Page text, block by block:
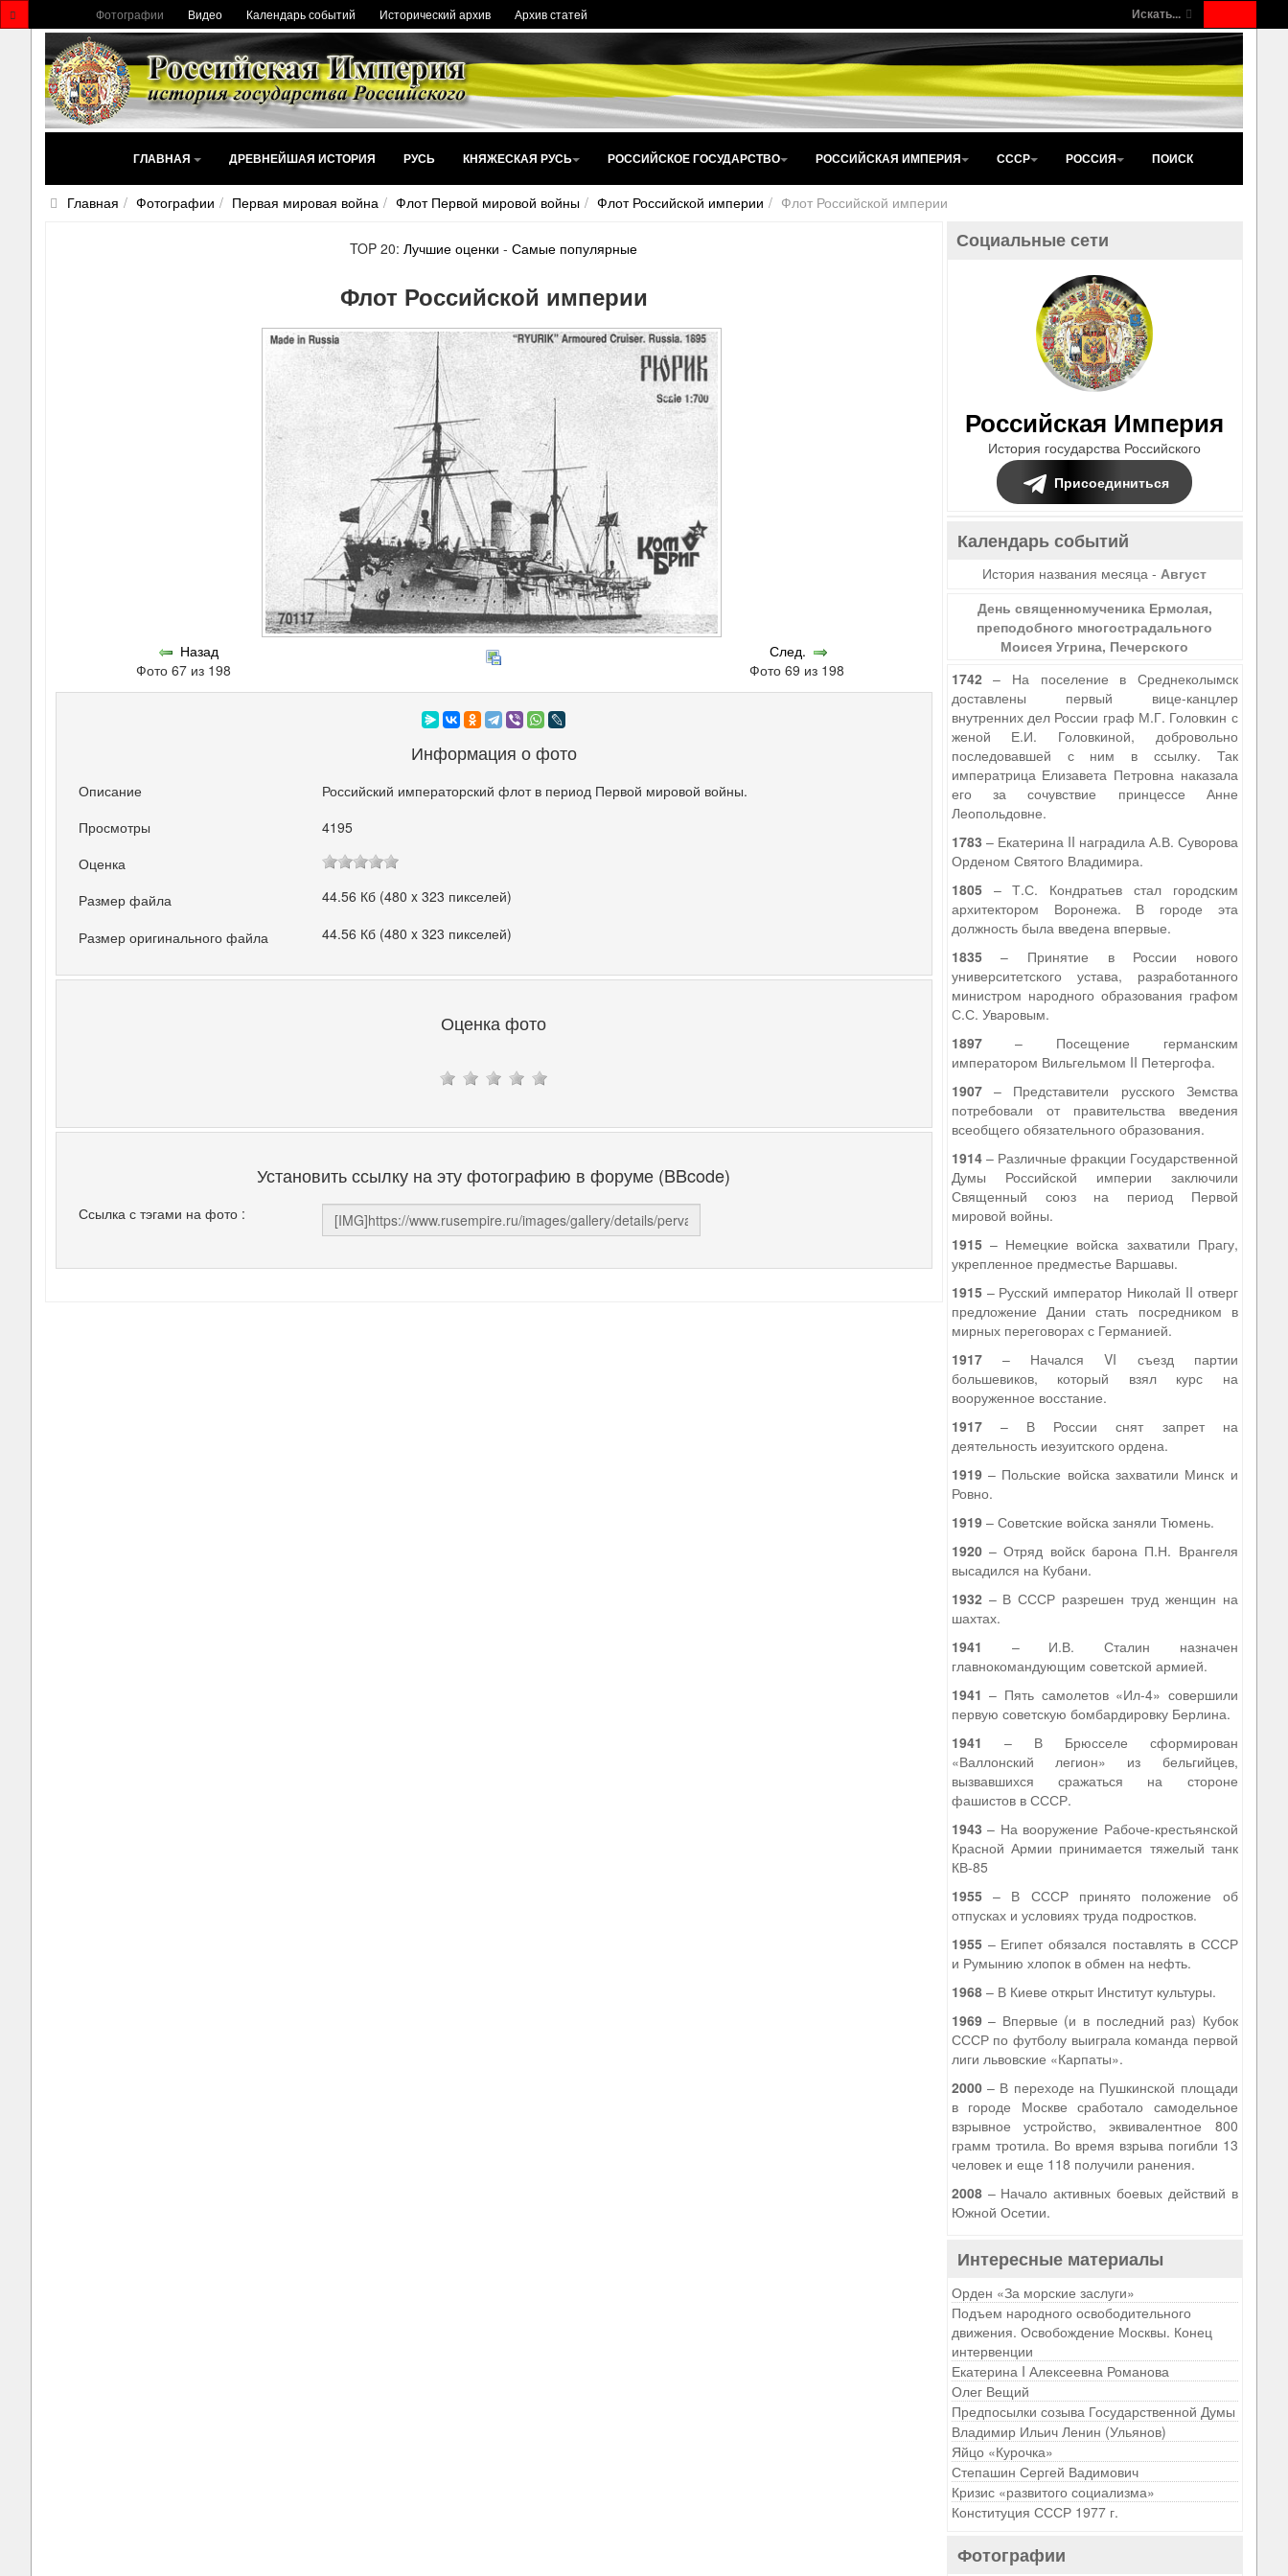
Искать...
Фотографии Видео Календарь событий Исторический архив Архив статей
ГЛАВНАЯ ДРЕВНЕЙШАЯ ИСТОРИЯ РУСЬ КНЯЖЕСКАЯ РУСЬ РОССИЙСКОЕ ГОСУДАРСТВО РОССИЙСКАЯ ИМПЕРИЯ СССР РОССИЯ ПОИСК
Главная Фотографии Первая мировая война Флот Первой мировой войны Флот Российской империи Флот Российской империи
TOP 20:Лучшие оценки -Самые популярные
Флот Российской империи
Назад
Фото 67 из 198
След.
Фото 69 из 198
Информация о фото
Описание
Российский императорский флот в период Первой мировой войны.
Просмотры
4195
Оценка
Размер файла
44.56 Кб (480 x 323 пикселей)
Размер оригинального файла 44.56 Кб (480 x 323 пикселей)
Оценка фото
Установить ссылку на эту фотографию в форуме (BBcode)
Ссылка с тэгами на фото :
Социальные сети
Российская Империя
История государства Российского
Присоединиться
Календарь событий
История названия месяца -Август
День священномученика Ермолая,
преподобного многострадального
Моисея Угрина, Печерского
1742– На поселение в Среднеколымск
доставлены первый вице-канцлер
внутренних дел России граф М.Г. Головкин с
женой Е.И. Головкиной, добровольно
последовавшей с ним в ссылку. Так
императрица Елизавета Петровна наказала
его за сочувствие принцессе Анне
Леопольдовне.
1783 – Екатерина II наградила А.В. Суворова
Орденом Святого Владимира.
1805– Т.С. Кондратьев стал городским
архитектором Воронежа. В городе эта
должность была введена впервые.
1835– Принятие в России нового
университетского устава, разработанного
министром народного образования графом
С.С. Уваровым.
1897– Посещение германским
императором Вильгельмом II Петергофа.
1907– Представители русского Земства
потребовали от правительства введения
всеобщего обязательного образования.
1914– Различные фракции Государственной
Думы Российской империи заключили
Священный союз на период Первой
мировой войны.
1915– Немецкие войска захватили Прагу,
укрепленное предместье Варшавы.
1915– Русский император Николай II отверг
предложение Дании стать посредником в
мирных переговорах с Германией.
1917– Начался VI съезд партии
большевиков, который взял курс на
вооруженное восстание.
1917– В России снят запрет на
деятельность иезуитского ордена.
1919– Польские войска захватили Минск и
Ровно.
1919– Советские войска заняли Тюмень.
1920– Отряд войск барона П.Н. Врангеля
высадился на Кубани.
1932– В СССР разрешен труд женщин на
шахтах.
1941 – И.В. Сталин назначен
главнокомандующим советской армией.
1941 – Пять самолетов «Ил-4» совершили
первую советскую бомбардировку Берлина.
1941 – В Брюсселе сформирован
«Валлонский легион» из бельгийцев,
вызвавшихся сражаться на стороне
фашистов в СССР.
1943 – На вооружение Рабоче-крестьянской
Красной Армии принимается тяжелый танк
КВ-85
1955– В СССР принято положение об
отпусках и условиях труда подростков.
1955– Египет обязался поставлять в СССР
и Румынию хлопок в обмен на нефть.
1968– В Киеве открыт Институт культуры.
1969– Впервые (и в последний раз) Кубок
СССР по футболу выиграла команда первой
лиги львовские «Карпаты».
2000– В переходе на Пушкинской площади
в городе Москве сработало самодельное
взрывное устройство, эквивалентное 800
грамм тротила. Во время взрыва погибли 13
человек и еще 118 получили ранения.
2008– Начало активных боевых действий в
Южной Осетии.
Интересные материалы
Орден «За морские заслуги»
Подъем народного освободительного
движения. Освобождение Москвы. Конец
интервенции
Екатерина I Алексеевна Романова
Олег Вещий
Предпосылки созыва Государственной Думы
Владимир Ильич Ленин (Ульянов)
Яйцо «Курочка»
Степашин Сергей Вадимович
Кризис «развитого социализма»
Конституция СССР 1977 г.
Фотографии